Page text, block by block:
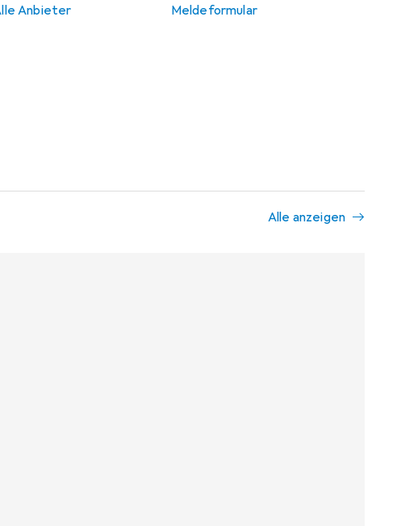
Anbieter
Meldeformular
Alle anzeigen